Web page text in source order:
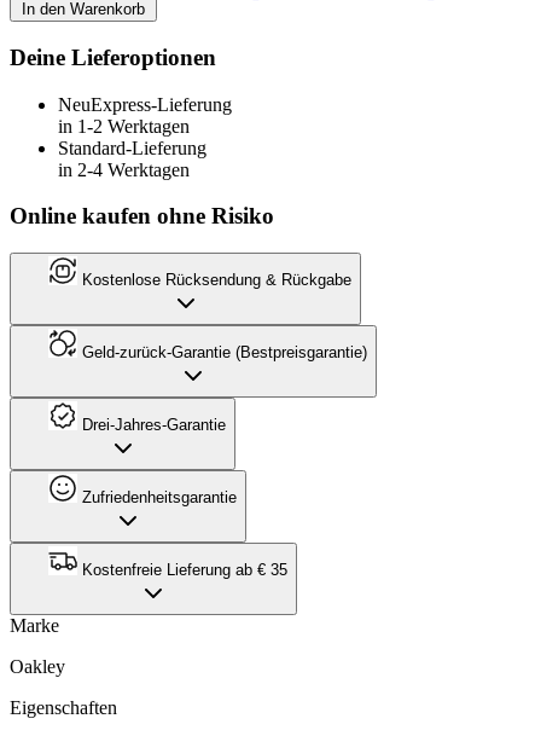
In den Warenkorb
Deine Lieferoptionen
NeuExpress-Lieferung
in 1-2 Werktagen
Standard-Lieferung
in 2-4 Werktagen
Online kaufen ohne Risiko
Kostenlose Rücksendung & Rückgabe
Geld-zurück-Garantie (Bestpreisgarantie)
Drei-Jahres-Garantie
Zufriedenheitsgarantie
Kostenfreie Lieferung ab € 35
Marke
Oakley
Eigenschaften